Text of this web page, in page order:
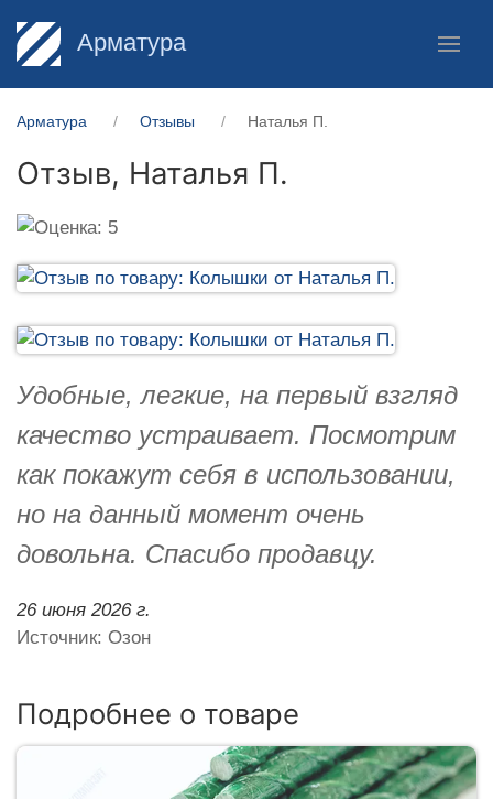
Арматура
Арматура Отзывы Наталья П.
Отзыв, Наталья П.
Удобные, легкие, на первый взгляд
качество устраивает. Посмотрим
как покажут себя в использовании,
но на данный момент очень
довольна. Спасибо продавцу.
26 июня 2026 г.
Источник: Озон
Подробнее о товаре